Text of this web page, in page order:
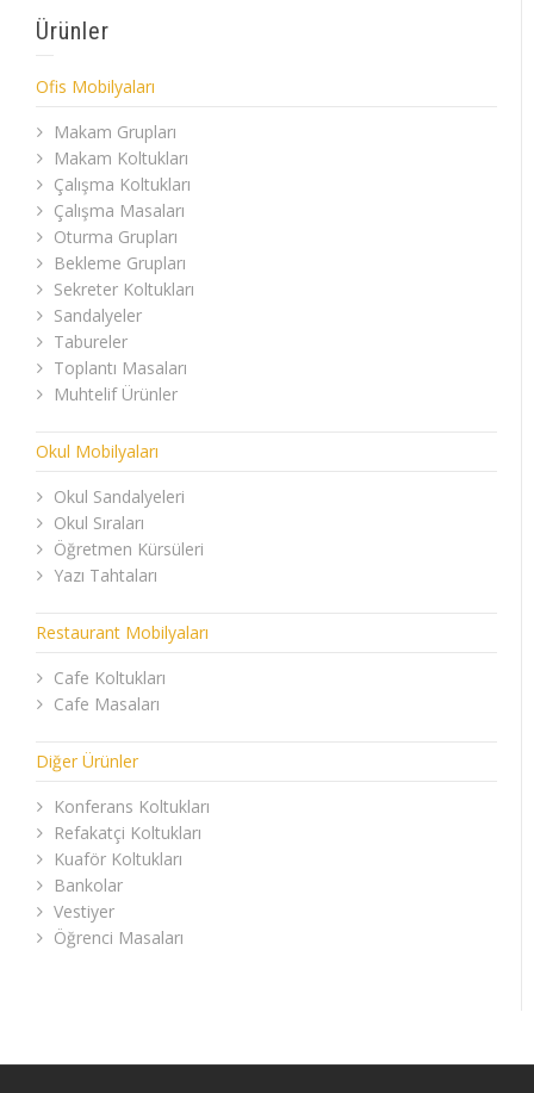
Ürünler
Ofis Mobilyaları
Makam Grupları
Makam Koltukları
Çalışma Koltukları
Çalışma Masaları
Oturma Grupları
Bekleme Grupları
Sekreter Koltukları
Sandalyeler
Tabureler
Toplantı Masaları
Muhtelif Ürünler
Okul Mobilyaları
Okul Sandalyeleri
Okul Sıraları
Öğretmen Kürsüleri
Yazı Tahtaları
Restaurant Mobilyaları
Cafe Koltukları
Cafe Masaları
Diğer Ürünler
Konferans Koltukları
Refakatçi Koltukları
Kuaför Koltukları
Bankolar
Vestiyer
Öğrenci Masaları